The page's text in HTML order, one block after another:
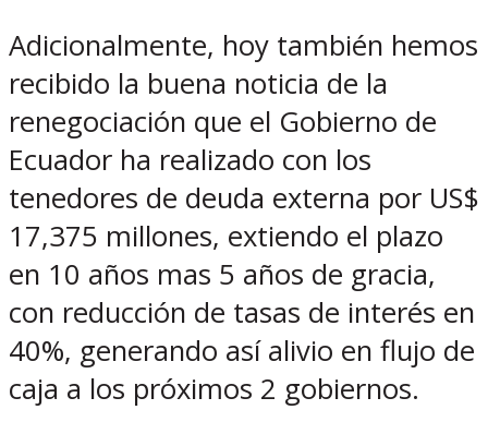
Adicionalmente, hoy también hemos
recibido la buena noticia de la
renegociación que el Gobierno de
Ecuador ha realizado con los
tenedores de deuda externa por US$
17,375 millones, extiendo el plazo
en 10 años mas 5 años de gracia,
con reducción de tasas de interés en
40%, generando así alivio en flujo de
caja a los próximos 2 gobiernos.